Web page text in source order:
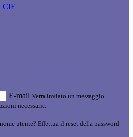
CIE
E-mail Verrà inviato un messaggio
necessarie.
utente? Effettua il reset della password